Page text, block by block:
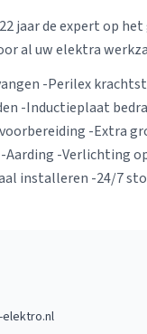
jaar de expert op het
al uw elektra
-Perilex
-Inductieplaat
-Extra
-Verlichting
installeren -24/7